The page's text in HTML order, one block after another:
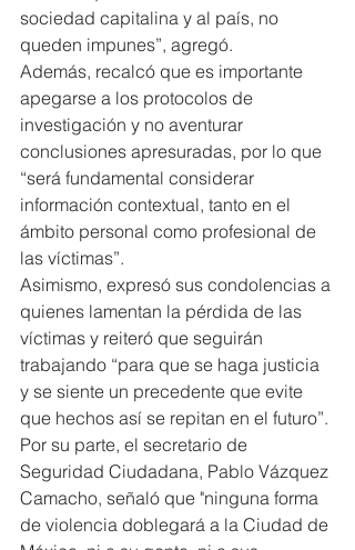
sociedad capitalina y al país, no
queden impunes”, agregó.
Además, recalcó que es importante
apegarse a los protocolos de
investigación y no aventurar
conclusiones apresuradas, por lo que
“será fundamental considerar
información contextual, tanto en el
ámbito personal como profesional de
las víctimas”.
Asimismo, expresó sus condolencias a
quienes lamentan la pérdida de las
víctimas y reiteró que seguirán
trabajando “para que se haga justicia
y se siente un precedente que evite
que hechos así se repitan en el futuro”.
Por su parte, el secretario de
Seguridad Ciudadana, Pablo Vázquez
Camacho, señaló que "ninguna forma
de violencia doblegará a la Ciudad de